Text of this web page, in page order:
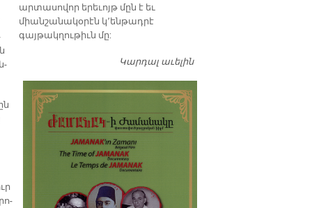
արտասովոր երեւոյթ մըն է եւ
միանշանակօրէն կ՚ենթադրէ
գայթակղութիւն մը:
Կարդալ աւելինԴատել…